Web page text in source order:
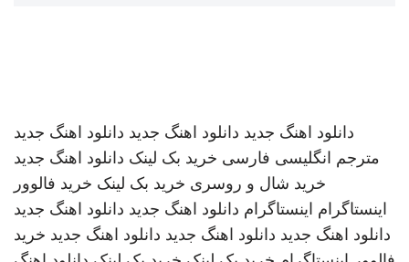
دانلود اهنگ جدید دانلود اهنگ جدید دانلود اهنگ جدید
مترجم انگلیسی فارسی خرید بک لینک دانلود اهنگ جدید
خرید شال و روسری خرید بک لینک خرید فالوور
اینستاگرام اینستاگرام دانلود اهنگ جدید دانلود اهنگ جدید
دانلود اهنگ جدید دانلود اهنگ جدید دانلود اهنگ جدید خرید